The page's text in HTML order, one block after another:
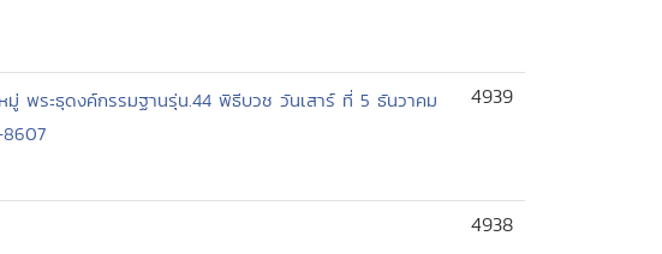
พระธุดงค์กรรมฐานรุ่น.44 พิธีบวช วันเสาร์ ที่ 5 ธันวาคม
8607
4939
4938